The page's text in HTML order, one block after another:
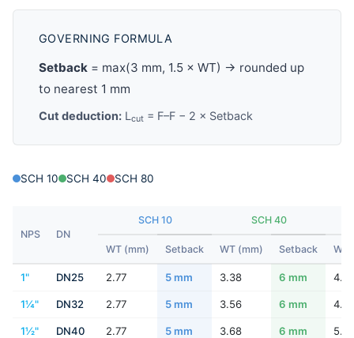
GOVERNING FORMULA
Setback = max(3 mm, 1.5 × WT) → rounded up
to nearest 1 mm
Cut deduction: L cut = F–F − 2 × Setback
SCH 10 SCH 40 SCH 80
NPS DN
SCH 10 SCH 40
WT (mm) Setback WT (mm) Setback WT
1" DN25 2.77 5 mm 3.38 6 mm
1¼" DN32 2.77 5 mm 3.56 6 mm
1½" DN40 2.77 5 mm 3.68 6 mm